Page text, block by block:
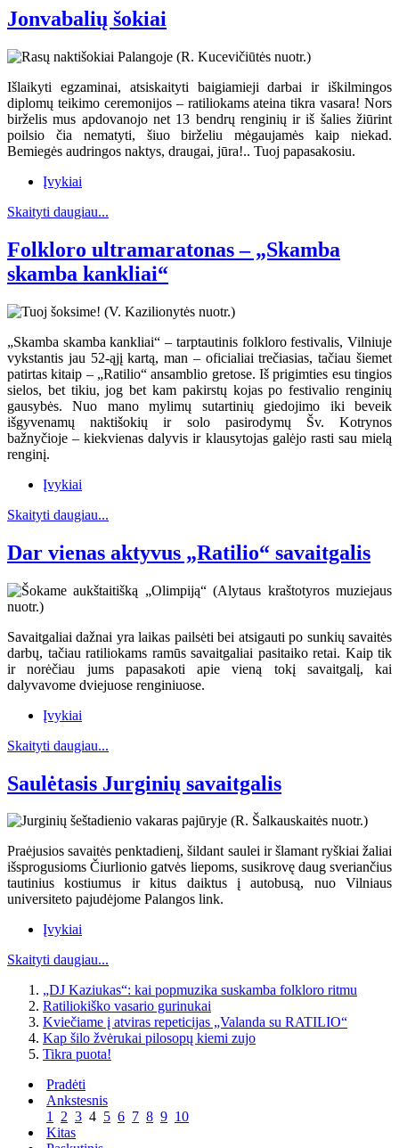
Jonvabalių šokiai
Išlaikyti egzaminai, atsiskaityti baigiamieji darbai ir iškilmingos
diplomų teikimo ceremonijos – ratiliokams ateina tikra vasara! Nors
birželis mus apdovanojo net 13 bendrų renginių ir iš šalies žiūrint
poilsio čia nematyti, šiuo birželiu mėgaujamės kaip niekad.
Bemiegės audringos naktys, draugai, jūra!.. Tuoj papasakosiu.
Įvykiai
Skaityti daugiau...
Folkloro ultramaratonas – „Skamba
skamba kankliai“
„Skamba skamba kankliai“ – tarptautinis folkloro festivalis, Vilniuje
vykstantis jau 52-ąjį kartą, man – oficialiai trečiasias, tačiau šiemet
patirtas kitaip – „Ratilio“ ansamblio gretose. Iš prigimties esu tingios
sielos, bet tikiu, jog bet kam pakirstų kojas po festivalio renginių
gausybės. Nuo mano mylimų sutartinių giedojimo iki beveik
išgyvenamų naktišokių ir solo pasirodymų Šv. Kotrynos
bažnyčioje – kiekvienas dalyvis ir klausytojas galėjo rasti sau mielą
renginį.
Įvykiai
Skaityti daugiau...
Dar vienas aktyvus „Ratilio“ savaitgalis
Savaitgaliai dažnai yra laikas pailsėti bei atsigauti po sunkių savaitės
darbų, tačiau ratiliokams ramūs savaitgaliai pasitaiko retai. Kaip tik
ir norėčiau jums papasakoti apie vieną tokį savaitgalį, kai
dalyvavome dviejuose renginiuose.
Įvykiai
Skaityti daugiau...
Saulėtasis Jurginių savaitgalis
Praėjusios savaitės penktadienį, šildant saulei ir šlamant ryškiai žaliai
išsprogusioms Čiurlionio gatvės liepoms, susikrovę daug sveriančius
tautinius kostiumus ir kitus daiktus į autobusą, nuo Vilniaus
universiteto pajudėjome Palangos link.
Įvykiai
Skaityti daugiau...
„DJ Kaziukas“: kai popmuzika suskamba folkloro ritmu
Ratiliokiško vasario gurinukai
Kviečiame į atviras repeticijas „Valanda su RATILIO“
Kap šilo žvėrukai pilosopų kiemi zujo
Tikra puota!
Pradėti
Ankstesnis
1 2 3 4 5 6 7 8 9 10
Kitas